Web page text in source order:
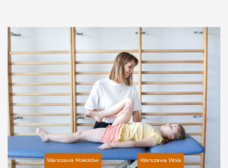
Warszawa Mokotów Warszawa Wola